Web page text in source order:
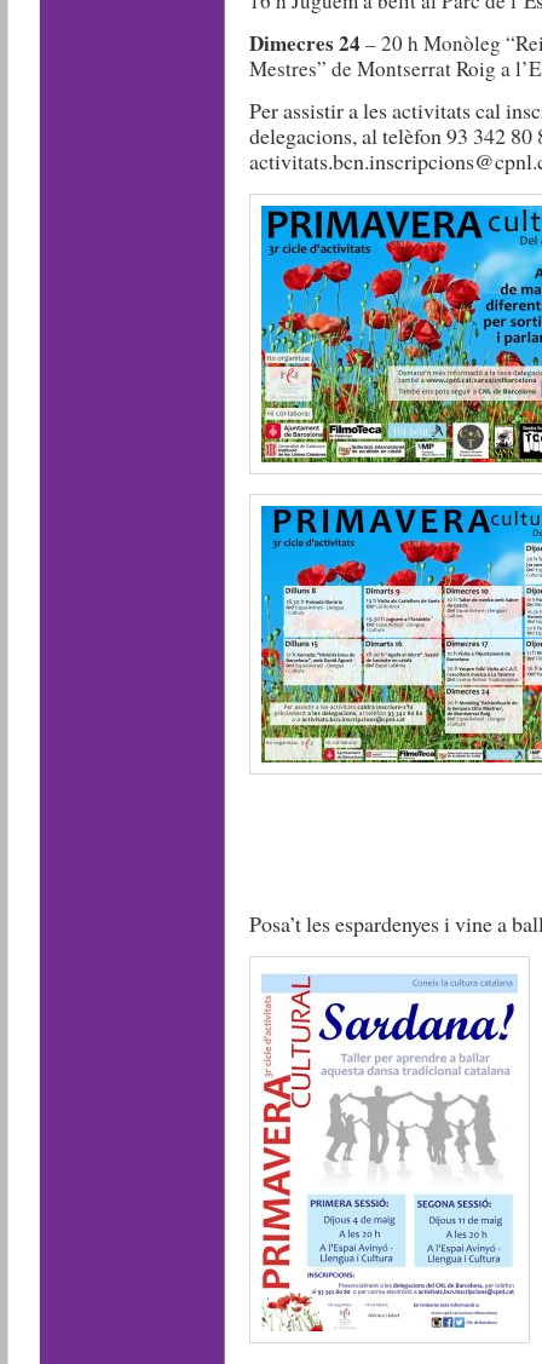
Dimecres 24 – 20 h Monòleg
Mestres” de Montserrat Roig a
Per assistir a les activitats cal
delegacions, al telèfon 93 342 80
Posa’t les espardenyes i vine a